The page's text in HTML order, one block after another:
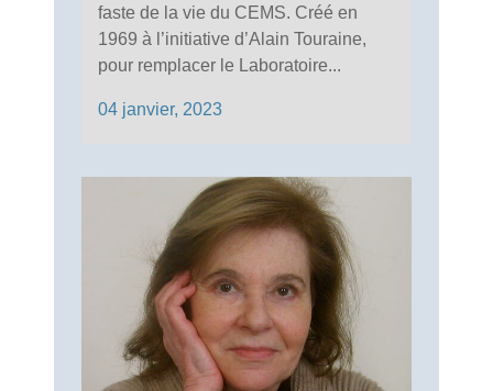
faste de la vie du CEMS. Créé en
1969 à l’initiative d’Alain Touraine,
pour remplacer le Laboratoire...
04 janvier, 2023